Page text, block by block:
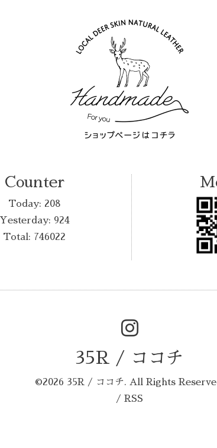
Counter
Today: 208
Yesterday: 924
Total: 746022
35R / ココチ
©2026 35R / ココチ. All Rights
/ RSS